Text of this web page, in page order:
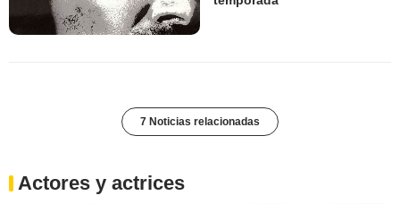
7 Noticias relacionadas
Actores y actrices